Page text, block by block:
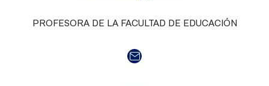
PROFESORA DE LA FACULTAD DE EDUCACIÓN